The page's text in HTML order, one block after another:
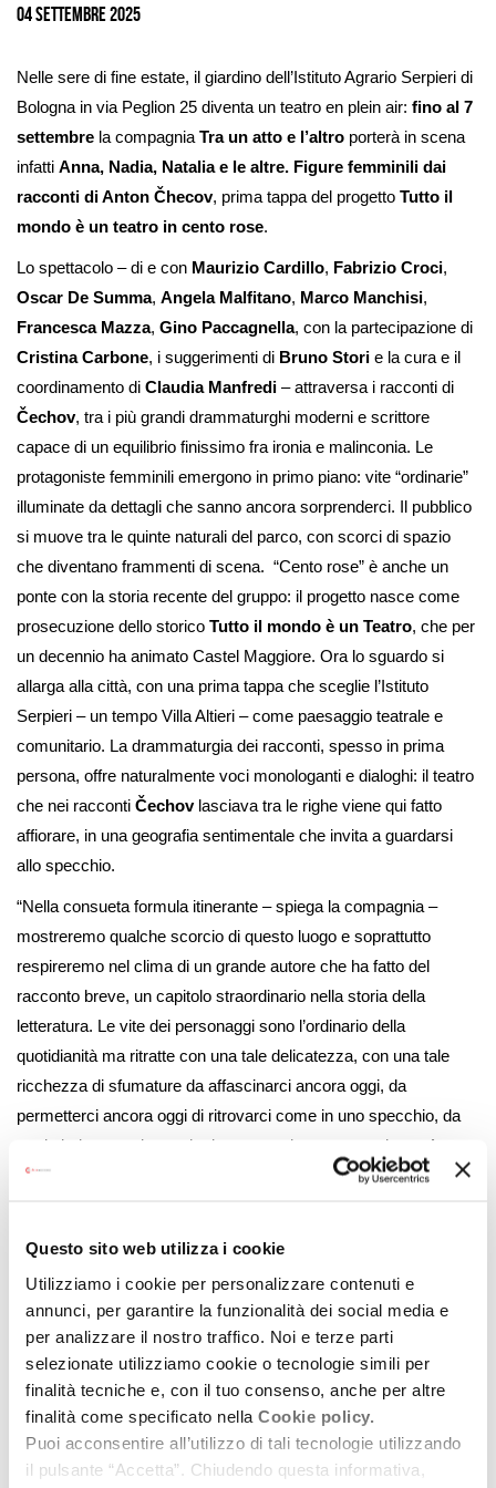
Questo sito web utilizza i cookie
Utilizziamo i cookie per personalizzare contenuti e
annunci, per garantire la funzionalità dei social media e
per analizzare il nostro traffico. Noi e terze parti
selezionate utilizziamo cookie o tecnologie simili per
finalità tecniche e, con il tuo consenso, anche per altre
finalità come specificato nella Cookie policy.
Puoi acconsentire all’utilizzo di tali tecnologie utilizzando
il pulsante “Accetta”. Chiudendo questa informativa,
04 Settembre 2025
Nelle sere di fine estate, il giardino dell’Istituto Agrario Serpieri di
Bologna in via Peglion 25 diventa un teatro en plein air: fino al 7
settembre la compagnia Tra un atto e l’altro porterà in scena
infatti Anna, Nadia, Natalia e le altre. Figure femminili dai
racconti di Anton Čhecov, prima tappa del progetto Tutto il
mondo è un teatro in cento rose.
Lo spettacolo – di e con Maurizio Cardillo, Fabrizio Croci,
Oscar De Summa, Angela Malfitano, Marco Manchisi,
Francesca Mazza, Gino Paccagnella, con la partecipazione di
Cristina Carbone, i suggerimenti di Bruno Stori e la cura e il
coordinamento di Claudia Manfredi – attraversa i racconti di
Čechov, tra i più grandi drammaturghi moderni e scrittore
capace di un equilibrio finissimo fra ironia e malinconia. Le
protagoniste femminili emergono in primo piano: vite “ordinarie”
illuminate da dettagli che sanno ancora sorprenderci. Il pubblico
si muove tra le quinte naturali del parco, con scorci di spazio
che diventano frammenti di scena. “Cento rose” è anche un
ponte con la storia recente del gruppo: il progetto nasce come
prosecuzione dello storico Tutto il mondo è un Teatro, che per
un decennio ha animato Castel Maggiore. Ora lo sguardo si
allarga alla città, con una prima tappa che sceglie l’Istituto
Serpieri – un tempo Villa Altieri – come paesaggio teatrale e
comunitario. La drammaturgia dei racconti, spesso in prima
persona, offre naturalmente voci monologanti e dialoghi: il teatro
che nei racconti Čechovlasciava tra le righe viene qui fatto
affiorare, in una geografia sentimentale che invita a guardarsi
allo specchio.
“Nella consueta formula itinerante – spiega la compagnia –
mostreremo qualche scorcio di questo luogo e soprattutto
respireremo nel clima di un grande autore che ha fatto del
racconto breve, un capitolo straordinario nella storia della
letteratura. Le vite dei personaggi sono l’ordinario della
quotidianità ma ritratte con una tale delicatezza, con una tale
ricchezza di sfumature da affascinarci ancora oggi, da
permetterci ancora oggi di ritrovarci come in uno specchio, da
restituirci una scrittura che incanta e che, come scriveva Amos
Oz, ‘è così triste che fa ridere’. Cechov non si proponeva
senza senso, risponde il tenente Tuzenbach nelle Tre sorelle. ‘Il
senso? Ecco, guardate: la neve che cade. Che senso c’è?’.
La “seconda tappa” del progetto porterà sul palco della Sala
Centofiori, tra ottobre e novembre, tre appuntamenti conAngela
Malfitano,Francesca Mazzaed Elena Bucci: un passaggio di
testimone che riannoda il rapporto fra scena d’autore e Quartiere